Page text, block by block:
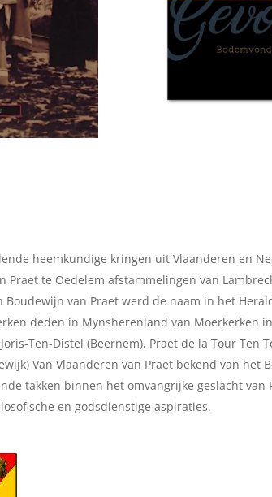
heemkundige kringen uit Vlaanderen en
te Oedelem afstammelingen van
van Praet werd de naam in het
deden in Mynsherenland van Moerkerken
Ten-Distel (Beernem), Praet de la Tour Ten
Van Vlaanderen van Praet bekend van het
takken binnen het omvangrijke geslacht
en godsdienstige aspiraties.